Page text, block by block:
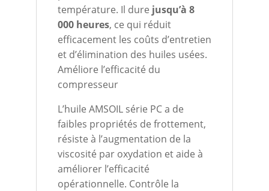
température. Il dure jusqu’à 8
000 heures, ce qui réduit
efficacement les coûts d’entretien
et d’élimination des huiles usées.
Améliore l’efficacité du
compresseur
L’huile AMSOIL série PC a de
faibles propriétés de frottement,
résiste à l’augmentation de la
viscosité par oxydation et aide à
améliorer l’efficacité
opérationnelle. Contrôle la